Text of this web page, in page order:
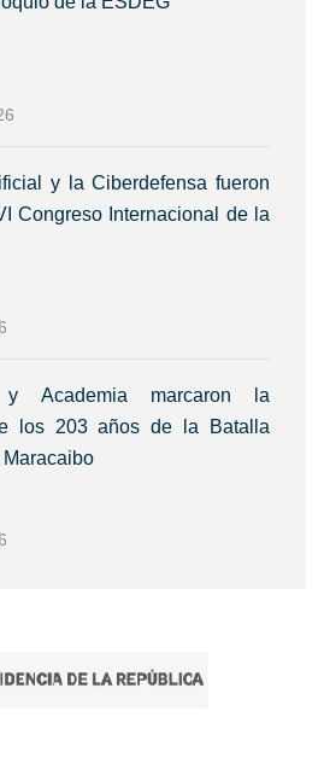
y la Ciberdefensa fueron
Congreso Internacional de la
y Academia marcaron la
los 203 años de la Batalla